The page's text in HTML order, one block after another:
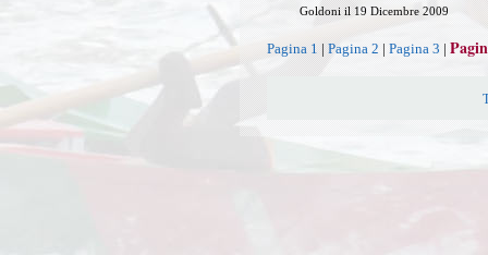
Goldoni il 19 Dicembre 2009
Pagina 1 | Pagina 2 | Pagina 3 |